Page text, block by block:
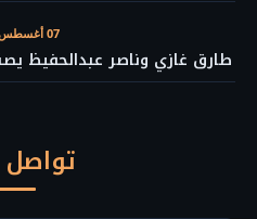
07 أغسطس 2026
طارق غازي وناصر عبدالحفيظ
تواصل